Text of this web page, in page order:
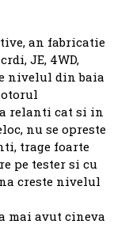
an fabricatie
JE, 4WD,
nivelul din baia
relanti cat si in
nu se opreste
trage foarte
pe tester si cu
creste nivelul
mai avut cineva